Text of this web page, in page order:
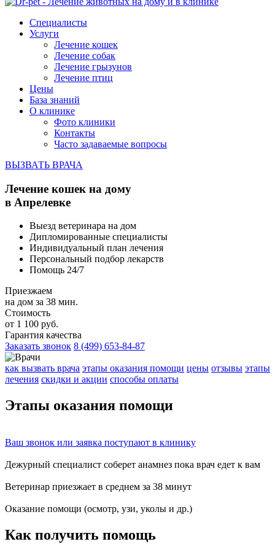
Специалисты
Услуги
Лечение кошек
Лечение собак
Лечение грызунов
Лечение птиц
Цены
База знаний
О клинике
Фото клиники
Контакты
Часто задаваемые вопросы
ВЫЗВАТЬ ВРАЧА
Лечение кошек на дому
в Апрелевке
Выезд ветеринара на дом
Дипломированные специалисты
Индивидуальный план лечения
Персональный подбор лекарств
Помощь 24/7
Приезжаем
на дом за 38 мин.
Стоимость
от 1 100 руб.
Гарантия качества
Заказать звонок 8 (499) 653-84-87
как вызвать врача этапы оказания помощи цены отзывы этапы
лечения скидки и акции способы оплаты
Этапы оказания помощи
Ваш звонок или заявка поступают в клинику
Дежурный специалист соберет анамнез пока врач едет к вам
Ветеринар приезжает в среднем за 38 минут
Оказание помощи (осмотр, узи, уколы и др.)
Как получить помощь